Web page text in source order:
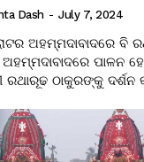
Dash - July 7, 2024
ଅହମ୍ମଦାବାଦରେ ବି
ଅହମ୍ମଦାବାଦରେ ପାଳନ
ଠାକୁରଙ୍କୁ ଦର୍ଶନ